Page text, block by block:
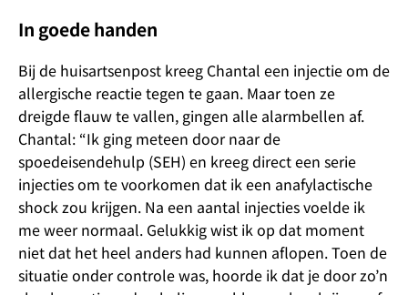
In goede handen
Bij de huisartsenpost kreeg Chantal een injectie om de
allergische reactie tegen te gaan. Maar toen ze
dreigde flauw te vallen, gingen alle alarmbellen af.
Chantal: “Ik ging meteen door naar de
spoedeisendehulp (SEH) en kreeg direct een serie
injecties om te voorkomen dat ik een anafylactische
shock zou krijgen. Na een aantal injecties voelde ik
me weer normaal. Gelukkig wist ik op dat moment
niet dat het heel anders had kunnen aflopen. Toen de
situatie onder controle was, hoorde ik dat je door zo’n